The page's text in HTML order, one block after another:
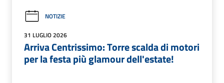
NOTIZIE
31 LUGLIO 2026
Arriva Centrissimo: Torre scalda di motori
per la festa più glamour dell'estate!